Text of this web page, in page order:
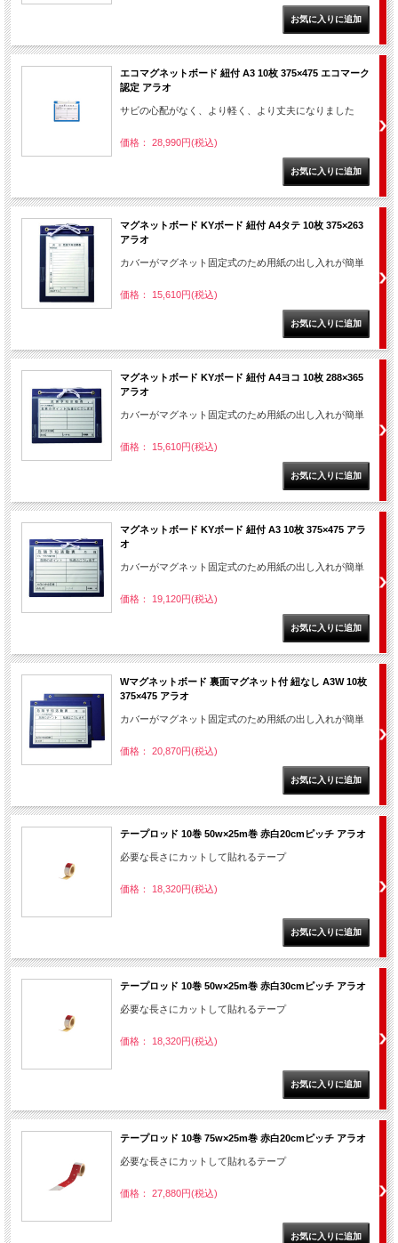
エコマグネットボード 紐付 A3 10枚 375×475 エコマーク
認定 アラオ
サビの心配がなく、より軽く、より丈夫になりました
価格： 28,990円(税込)
マグネットボード KYボード 紐付 A4タテ 10枚 375×263
アラオ
カバーがマグネット固定式のため用紙の出し入れが簡単
価格： 15,610円(税込)
マグネットボード KYボード 紐付 A4ヨコ 10枚 288×365
アラオ
カバーがマグネット固定式のため用紙の出し入れが簡単
価格： 15,610円(税込)
マグネットボード KYボード 紐付 A3 10枚 375×475 アラ
オ
カバーがマグネット固定式のため用紙の出し入れが簡単
価格： 19,120円(税込)
Wマグネットボード 裏面マグネット付 紐なし A3W 10枚
375×475 アラオ
カバーがマグネット固定式のため用紙の出し入れが簡単
価格： 20,870円(税込)
テープロッド 10巻 50w×25m巻 赤白20cmピッチ アラオ
必要な長さにカットして貼れるテープ
価格： 18,320円(税込)
テープロッド 10巻 50w×25m巻 赤白30cmピッチ アラオ
必要な長さにカットして貼れるテープ
価格： 18,320円(税込)
テープロッド 10巻 75w×25m巻 赤白20cmピッチ アラオ
必要な長さにカットして貼れるテープ
価格： 27,880円(税込)